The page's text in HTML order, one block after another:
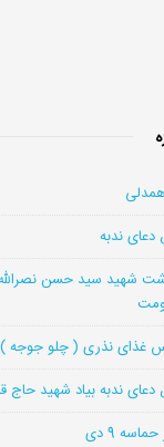
ندبه
شهید سید حسن
ندبه بیاد شهید حاج
9 دی